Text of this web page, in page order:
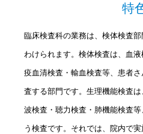
特
臨床検査科の業務は、検体検査
わけられます。検体検査は、血
疫血清検査・輸血検査等、患者
査する部門です。生理機能検査
波検査・聴力検査・肺機能検査
う検査です。それでは、院内で